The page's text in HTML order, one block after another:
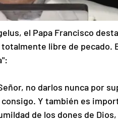
el Papa Francisco
libre de pecado.
no darlos nunca por
Y también es
de los dones de